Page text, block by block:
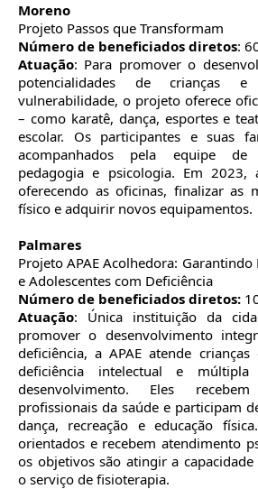
Moreno
Projeto Passos que Transformam
Número de beneficiados diretos:
Atuação: Para promover o
potencialidades de crianças e
vulnerabilidade, o projeto oferece
– como karatê, dança, esportes e
escolar. Os participantes e suas
acompanhados pela equipe de
pedagogia e psicologia. Em
oferecendo as oficinas, finalizar as
físico e adquirir novos equipamentos.
Palmares
Projeto APAE Acolhedora: Garantindo
e Adolescentes com Deficiência
Número de beneficiados diretos:
Atuação: Única instituição da
promover o desenvolvimento
deficiência, a APAE atende
deficiência intelectual e
desenvolvimento. Eles
profissionais da saúde e participam
dança, recreação e educação
orientados e recebem atendimento
os objetivos são atingir a
o serviço de fisioterapia.